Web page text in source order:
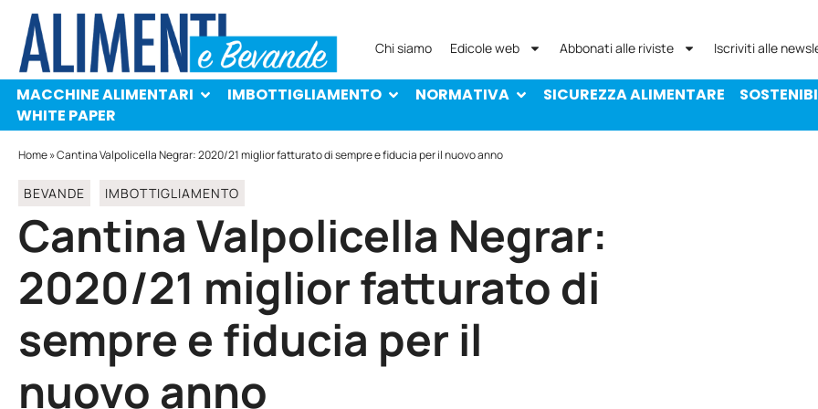
MACCHINE ALIMENTARI
PROTAGONISTI
WHITE PAPER
Chi siamo Edicole web Abbonati alle riviste Iscriviti alle
MACCHINE ALIMENTARI IMBOTTIGLIAMENTO NORMATIVA SICUREZZA ALIMENTARE
WHITE PAPER
Home»Cantina Valpolicella Negrar: 2020/21 miglior fatturato di sempre e fiducia per il nuovo anno
BEVANDE IMBOTTIGLIAMENTO
Cantina Valpolicella Negrar:
2020/21 miglior fatturato di
sempre e fiducia per il
nuovo anno